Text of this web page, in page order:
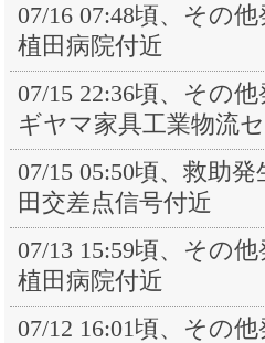
07/16 07:48頃、その
植田病院付近
07/15 22:36頃、その
ギヤマ家具工業物流
07/15 05:50頃、救助
田交差点信号付近
07/13 15:59頃、その
植田病院付近
07/12 16:01頃、その